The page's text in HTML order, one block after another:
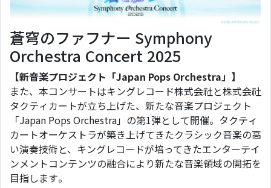
蒼穹のファフナー Symphony
Orchestra Concert 2025
【新音楽プロジェクト「Japan Pops Orchestra」】
また、本コンサートはキングレコード株式会社と株式会社
タクティカートが立ち上げた、新たな音楽プロジェクト
「Japan Pops Orchestra」の第1弾として開催。タクティ
カートオーケストラが築き上げてきたクラシック音楽の高
い演奏技術と、キングレコードが培ってきたエンターテイ
ンメントコンテンツの融合により新たな音楽領域の開拓を
目指します。